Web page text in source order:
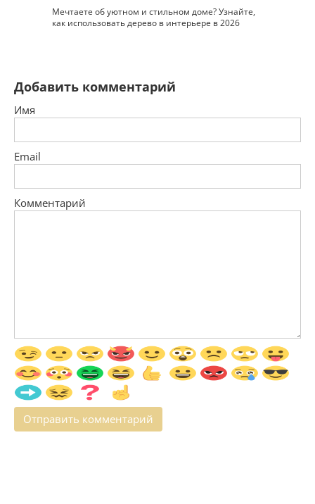
Мечтаете об уютном и стильном доме? Узнайте,
как использовать дерево в интерьере в 2026
Добавить комментарий
Имя
Email
Комментарий